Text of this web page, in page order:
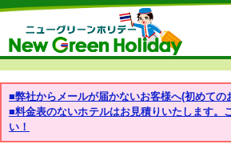
■弊社からメールが届かないお客様へ(初めての
■料金表のないホテルはお見積りいたします。
い！